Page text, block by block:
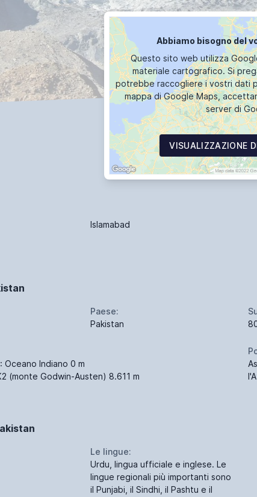
Abbiamo bisogno del
Questo sito web utilizza
materiale cartografico. Si
potrebbe raccogliere i vostri dati
mappa di Google Maps,
server di
VISUALIZZAZIONE
Islamabad
Paese:
Pakistan
Oceano Indiano 0 m
(monte Godwin-Austen) 8.611 m
Le lingue:
Urdu, lingua ufficiale e inglese. Le
lingue regionali più importanti sono
il Punjabi, il Sindhi, il Pashtu e il